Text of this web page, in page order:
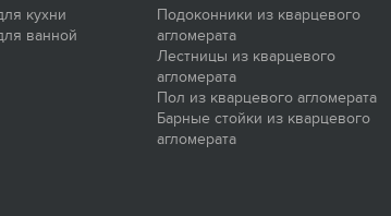
кухни
ванной
Подоконники из кварцевого
агломерата
Лестницы из кварцевого
агломерата
Пол из кварцевого агломерата
Барные стойки из кварцевого
агломерата